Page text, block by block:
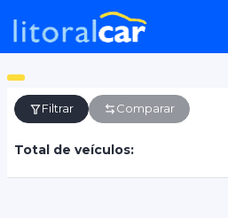
Filtrar Comparar
Total de veículos: